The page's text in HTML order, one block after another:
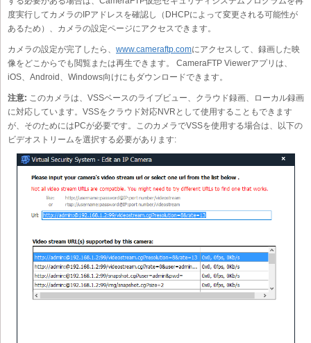
度実行してカメラのIPアドレスを確認し（DHCPによって変更される可能性が
あるため）、カメラの設定ページにアクセスできます。
カメラの設定が完了したら、 www.cameraftp.comにアクセスして、録画した映
像をどこからでも閲覧または再生できます。 CameraFTP Viewerアプリは、
iOS、Android、Windows向けにもダウンロードできます。
注意: このカメラは、VSSベースのライブビュー、クラウド録画、ローカル録画
に対応しています。VSSをクラウド対応NVRとして使用することもできます
が、そのためにはPCが必要です。このカメラでVSSを使用する場合は、以下の
ビデオストリームを選択する必要があります: